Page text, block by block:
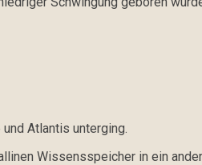
Atlantis unterging.
Wissensspeicher in ein